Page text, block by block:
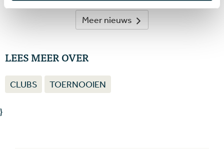
Meer nieuws
LEES MEER OVER
CLUBS TOERNOOIEN
}